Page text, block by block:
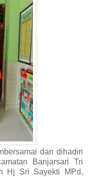
dan dihadiri
Banjarsari Tri
Hj Sri Sayekti MPd,